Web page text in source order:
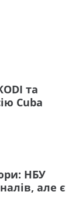
та
Cuba
НБУ
але є